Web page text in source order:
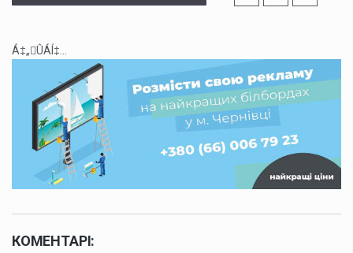
Á‡„ÛÁÍ‡...
КОМЕНТАРІ: